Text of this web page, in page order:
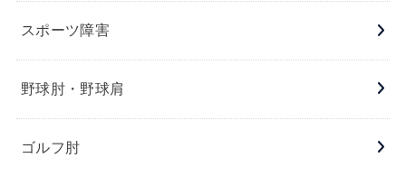
スポーツ障害
野球肘・野球肩
ゴルフ肘